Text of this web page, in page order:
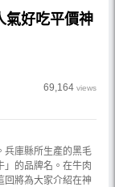
氣好吃平價神
69,164 views
庫縣所生產的黑毛
」的品牌名。在牛肉
回將為大家介紹在神